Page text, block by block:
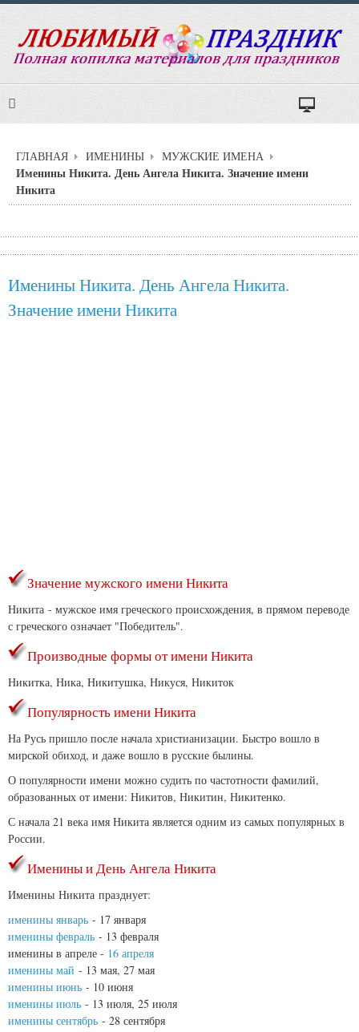
ГЛАВНАЯ ИМЕНИНЫ МУЖСКИЕ ИМЕНА
Именины Никита. День Ангела Никита. Значение имени
Никита
Именины Никита. День Ангела Никита.
Значение имени Никита
Значение мужского имени Никита
Никита - мужское имя греческого происхождения, в прямом переводе
с греческого означает "Победитель".
Производные формы от имени Никита
Никитка, Ника, Никитушка, Никуся, Никиток
Популярность имени Никита
На Русь пришло после начала христианизации. Быстро вошло в
мирской обиход, и даже вошло в русские былины.
О популярности имени можно судить по частотности фамилий,
образованных от имени: Никитов, Никитин, Никитенко.
С начала 21 века имя Никита является одним из самых популярных в
России.
Именины и День Ангела Никита
Именины Никита празднует:
именины январь - 17 января
именины февраль - 13 февраля
именины в апреле - 16 апреля
именины май - 13 мая, 27 мая
именины июнь - 10 июня
именины июль - 13 июля, 25 июля
именины сентябрь - 28 сентября